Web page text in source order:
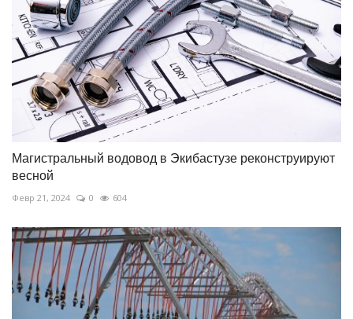
Магистральный водовод в Экибастузе реконструируют
весной
Февр 21, 2024 0 604